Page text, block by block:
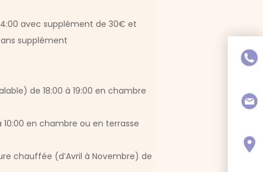
avec supplément de 30€ et
supplément
de 18:00 à 19:00 en chambre
en chambre ou en terrasse
chauffée (d’Avril à Novembre) de